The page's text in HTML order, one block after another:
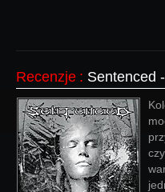
Recenzje : Sentenced